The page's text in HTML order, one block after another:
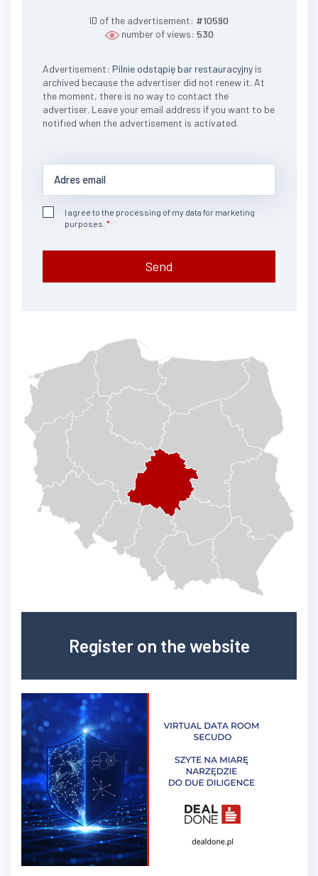
ID of the advertisement: #10590
number of views: 530
Advertisement: Pilnie odstąpię bar restauracyjny is
archived because the advertiser did not renew it. At
the moment, there is no way to contact the
advertiser. Leave your email address if you want to be
notified when the advertisement is activated.
I agree to the processing of my data for marketing
purposes.
Send
Register on the website